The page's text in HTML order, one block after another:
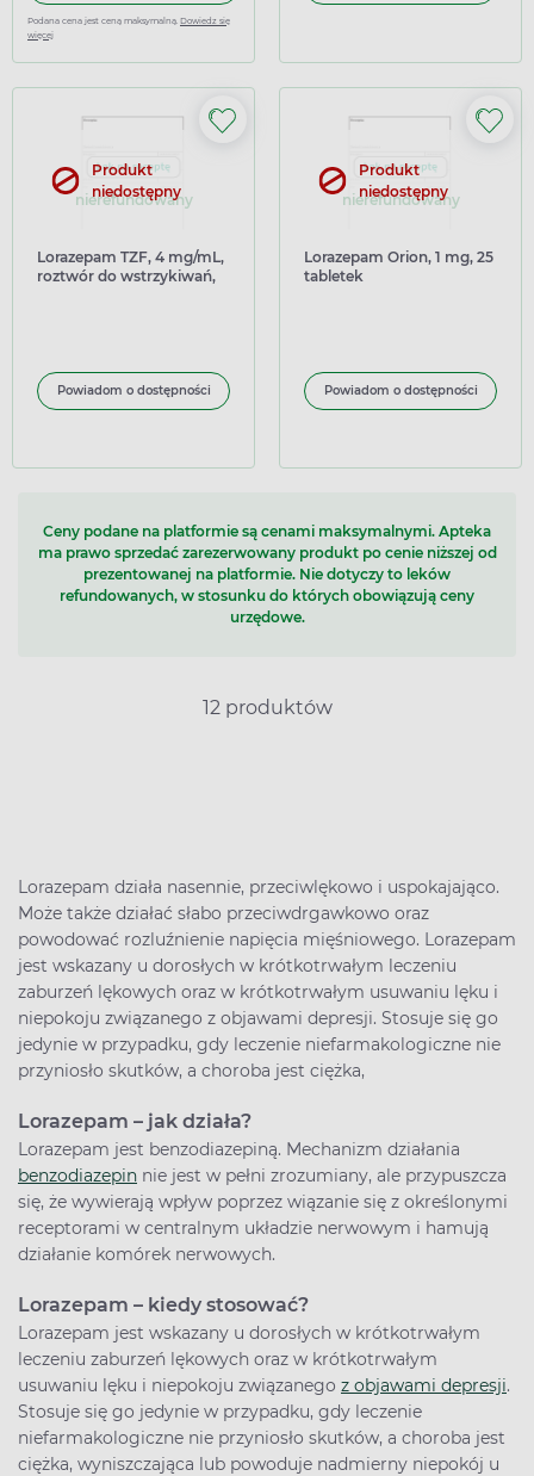
Podana cena jest ceną maksymalną. Dowiedz się
więcej
nierefundowany
Produkt
niedostępny
Lorazepam TZF, 4 mg/mL,
roztwór do wstrzykiwań,
Powiadom o dostępności
nierefundowany
Produkt
niedostępny
Lorazepam Orion, 1 mg, 25
tabletek
Powiadom o dostępności
Ceny podane na platformie są cenami maksymalnymi. Apteka
ma prawo sprzedać zarezerwowany produkt po cenie niższej od
prezentowanej na platformie. Nie dotyczy to leków
refundowanych, w stosunku do których obowiązują ceny
urzędowe.
12 produktów
Lorazepam działa nasennie, przeciwlękowo i uspokajająco.
Może także działać słabo przeciwdrgawkowo oraz
powodować rozluźnienie napięcia mięśniowego. Lorazepam
jest wskazany u dorosłych w krótkotrwałym leczeniu
zaburzeń lękowych oraz w krótkotrwałym usuwaniu lęku i
niepokoju związanego z objawami depresji. Stosuje się go
jedynie w przypadku, gdy leczenie niefarmakologiczne nie
przyniosło skutków, a choroba jest ciężka,
Lorazepam – jak działa?
Lorazepam jest benzodiazepiną. Mechanizm działania
benzodiazepin nie jest w pełni zrozumiany, ale przypuszcza
się, że wywierają wpływ poprzez wiązanie się z określonymi
receptorami w centralnym układzie nerwowym i hamują
działanie komórek nerwowych.
Lorazepam – kiedy stosować?
Lorazepam jest wskazany u dorosłych w krótkotrwałym
leczeniu zaburzeń lękowych oraz w krótkotrwałym
usuwaniu lęku i niepokoju związanego z objawami depresji.
Stosuje się go jedynie w przypadku, gdy leczenie
niefarmakologiczne nie przyniosło skutków, a choroba jest
ciężka, wyniszczająca lub powoduje nadmierny niepokój u